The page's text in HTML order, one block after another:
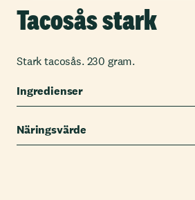
Tacosås stark
Stark tacosås. 230 gram.
Ingredienser
Näringsvärde